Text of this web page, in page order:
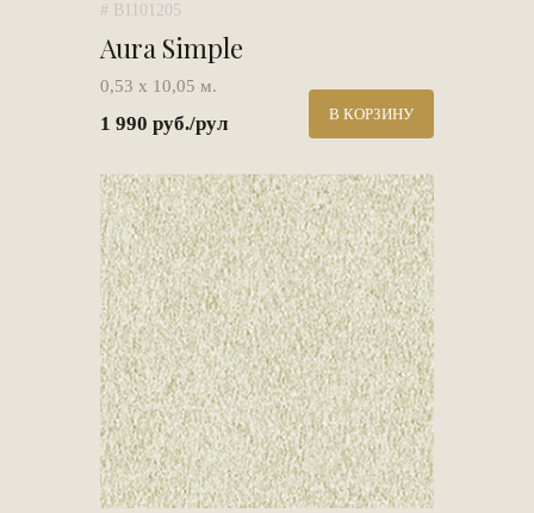
# B1101205
Aura Simple
0,53 х 10,05 м.
1 990 руб./рул В КОРЗИНУ